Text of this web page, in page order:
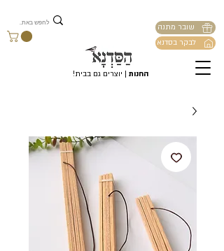
החנות | יוצרים גם בבית!
שובר מתנה
לבקר בסדנא